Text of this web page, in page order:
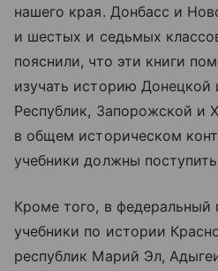
нашего края. Донбасс и
и шестых и седьмых
пояснили, что эти книги
изучать историю
Республик, Запорожской и
в общем историческом
учебники должны поступить
Кроме того, в федеральный
учебники по истории
республик Марий Эл,